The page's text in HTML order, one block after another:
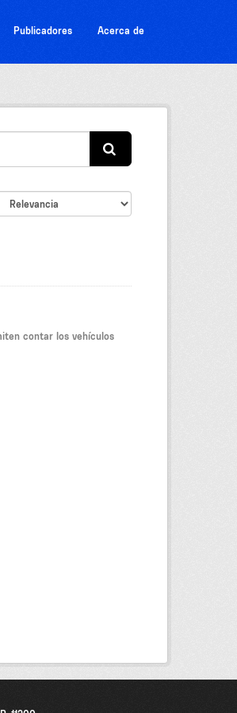
Publicadores Acerca de
contar los vehículos